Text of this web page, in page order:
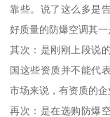
靠些。说了这么多是
好质量的防爆空调其一
其次：是刚刚上段说
国这些资质并不能代
市场来说，有资质的
再次：是在选购防爆